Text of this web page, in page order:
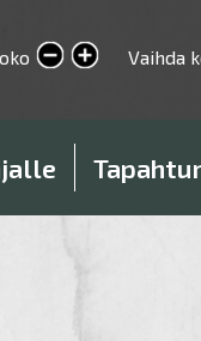
tekstikokoa Vaihda